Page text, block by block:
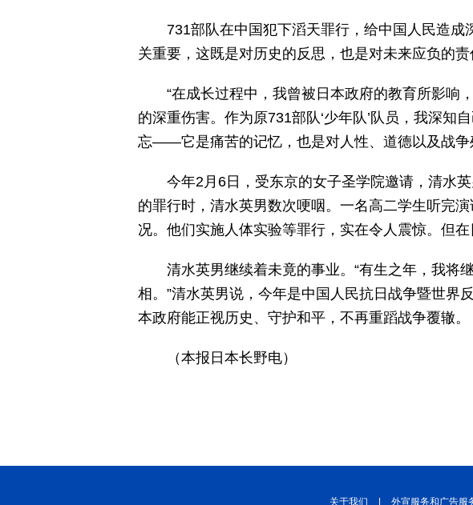
731部队在中国犯下滔天罪行，给中国人民造
关重要，这既是对历史的反思，也是对未来应负的责
“在成长过程中，我曾被日本政府的教育所影响
的深重伤害。作为原731部队‘少年队’队员，我深
忘——它是痛苦的记忆，也是对人性、道德以及战争
今年2月6日，受东京的女子圣学院邀请，清水
的罪行时，清水英男数次哽咽。一名高二学生听完
况。他们实施人体实验等罪行，实在令人震惊。但
清水英男继续着未竟的事业。“有生之年，我将
相。”清水英男说，今年是中国人民抗日战争暨世界
本政府能正视历史、守护和平，不再重蹈战争覆辙。
（本报日本长野电）
关于我们 外宣服务和广告服